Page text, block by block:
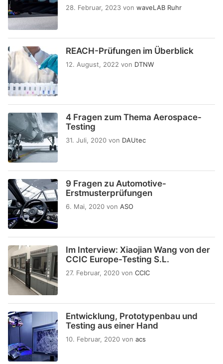
28. Februar, 2023 von waveLAB Ruhr
REACH-Prüfungen im Überblick
12. August, 2022 von DTNW
4 Fragen zum Thema Aerospace-
Testing
31. Juli, 2020 von DAUtec
9 Fragen zu Automotive-
Erstmusterprüfungen
6. Mai, 2020 von ASO
Im Interview: Xiaojian Wang von der
CCIC Europe-Testing S.L.
27. Februar, 2020 von CCIC
Entwicklung, Prototypenbau und
Testing aus einer Hand
10. Februar, 2020 von acs